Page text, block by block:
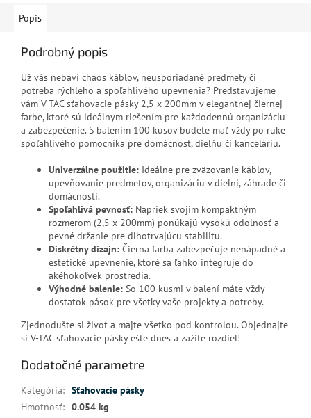
Popis
Podrobný popis
Už vás nebaví chaos káblov, neusporiadané predmety či
potreba rýchleho a spoľahlivého upevnenia? Predstavujeme
vám V-TAC sťahovacie pásky 2,5 x 200mm v elegantnej čiernej
farbe, ktoré sú ideálnym riešením pre každodennú organizáciu
a zabezpečenie. S balením 100 kusov budete mať vždy po ruke
spoľahlivého pomocníka pre domácnosť, dielňu či kanceláriu.
Univerzálne použitie: Ideálne pre zväzovanie káblov,
upevňovanie predmetov, organizáciu v dielni, záhrade či
domácnosti.
Spoľahlivá pevnosť: Napriek svojim kompaktným
rozmerom (2,5 x 200mm) ponúkajú vysokú odolnosť a
pevné držanie pre dlhotrvajúcu stabilitu.
Diskrétny dizajn: Čierna farba zabezpečuje nenápadné a
estetické upevnenie, ktoré sa ľahko integruje do
akéhokoľvek prostredia.
Výhodné balenie: So 100 kusmi v balení máte vždy
dostatok pások pre všetky vaše projekty a potreby.
Zjednodušte si život a majte všetko pod kontrolou. Objednajte
si V-TAC sťahovacie pásky ešte dnes a zažite rozdiel!
Dodatočné parametre
Kategória: Sťahovacie pásky
Hmotnosť: 0.054 kg